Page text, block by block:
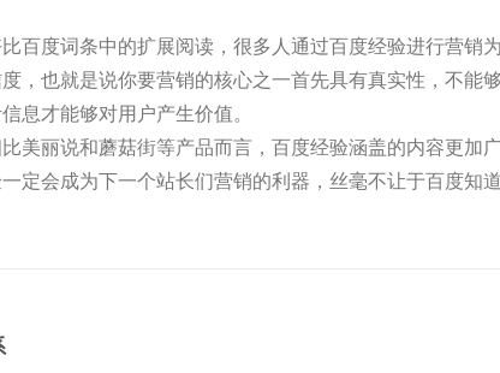
百度词条中的扩展阅读，很多人通过百度经验进行营销
，也就是说你要营销的核心之一首先具有真实性，不能
息才能够对用户产生价值。
美丽说和蘑菇街等产品而言，百度经验涵盖的内容更加
定会成为下一个站长们营销的利器，丝毫不让于百度知